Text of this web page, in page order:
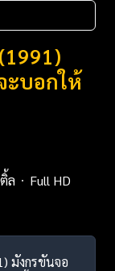
ะบอกให้
ล
Full HD
มังกรขันจอ